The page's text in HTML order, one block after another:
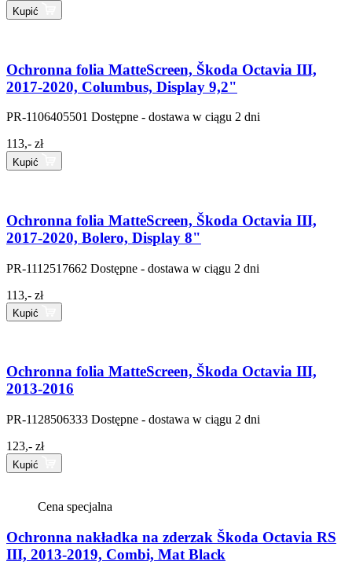
Kupić
Ochronna folia MatteScreen, Škoda Octavia III,
2017-2020, Columbus, Display 9,2"
PR-1106405501 Dostępne - dostawa w ciągu 2 dni
113,- zł
Kupić
Ochronna folia MatteScreen, Škoda Octavia III,
2017-2020, Bolero, Display 8"
PR-1112517662 Dostępne - dostawa w ciągu 2 dni
113,- zł
Kupić
Ochronna folia MatteScreen, Škoda Octavia III,
2013-2016
PR-1128506333 Dostępne - dostawa w ciągu 2 dni
123,- zł
Kupić
Cena specjalna
Ochronna nakładka na zderzak Škoda Octavia RS
III, 2013-2019, Combi, Mat Black